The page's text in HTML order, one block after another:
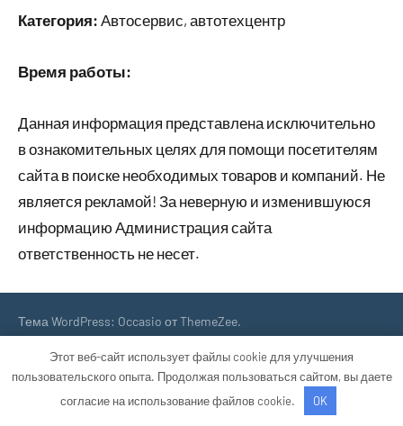
Категория: Автосервис, автотехцентр
Время работы:
Данная информация представлена исключительно
в ознакомительных целях для помощи посетителям
сайта в поиске необходимых товаров и компаний. Не
является рекламой! За неверную и изменившуюся
информацию Администрация сайта
ответственность не несет.
Тема WordPress: Occasio от ThemeZee.
Этот веб-сайт использует файлы cookie для улучшения
пользовательского опыта. Продолжая пользоваться сайтом, вы даете
согласие на использование файлов cookie.
OK